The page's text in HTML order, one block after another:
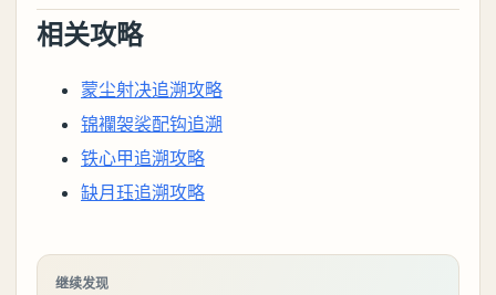
相关攻略
蒙尘射决追溯攻略
锦襴袈裟配钩追溯
铁心甲追溯攻略
缺月珏追溯攻略
继续发现